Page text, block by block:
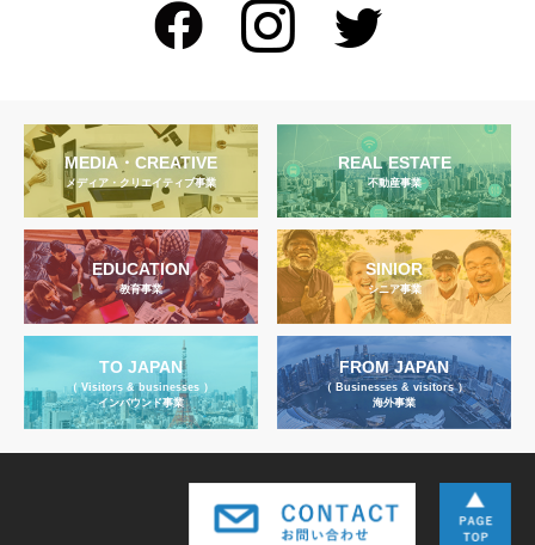
MEDIA・CREATIVE
メディア・クリエイティブ事業
REAL ESTATE
不動産事業
EDUCATION
教育事業
SINIOR
シニア事業
TO JAPAN
（ Visitors & businesses ）
インバウンド事業
FROM JAPAN
（ Businesses & visitors ）
海外事業